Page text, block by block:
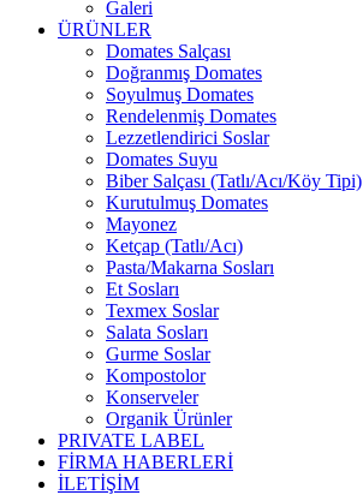
Galeri
ÜRÜNLER
Domates Salçası
Doğranmış Domates
Soyulmuş Domates
Rendelenmiş Domates
Lezzetlendirici Soslar
Domates Suyu
Biber Salçası (Tatlı/Acı/Köy Tipi)
Kurutulmuş Domates
Mayonez
Ketçap (Tatlı/Acı)
Pasta/Makarna Sosları
Et Sosları
Texmex Soslar
Salata Sosları
Gurme Soslar
Kompostolor
Konserveler
Organik Ürünler
PRIVATE LABEL
FİRMA HABERLERİ
İLETİŞİM